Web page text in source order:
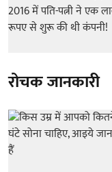
रोचक जानकारी